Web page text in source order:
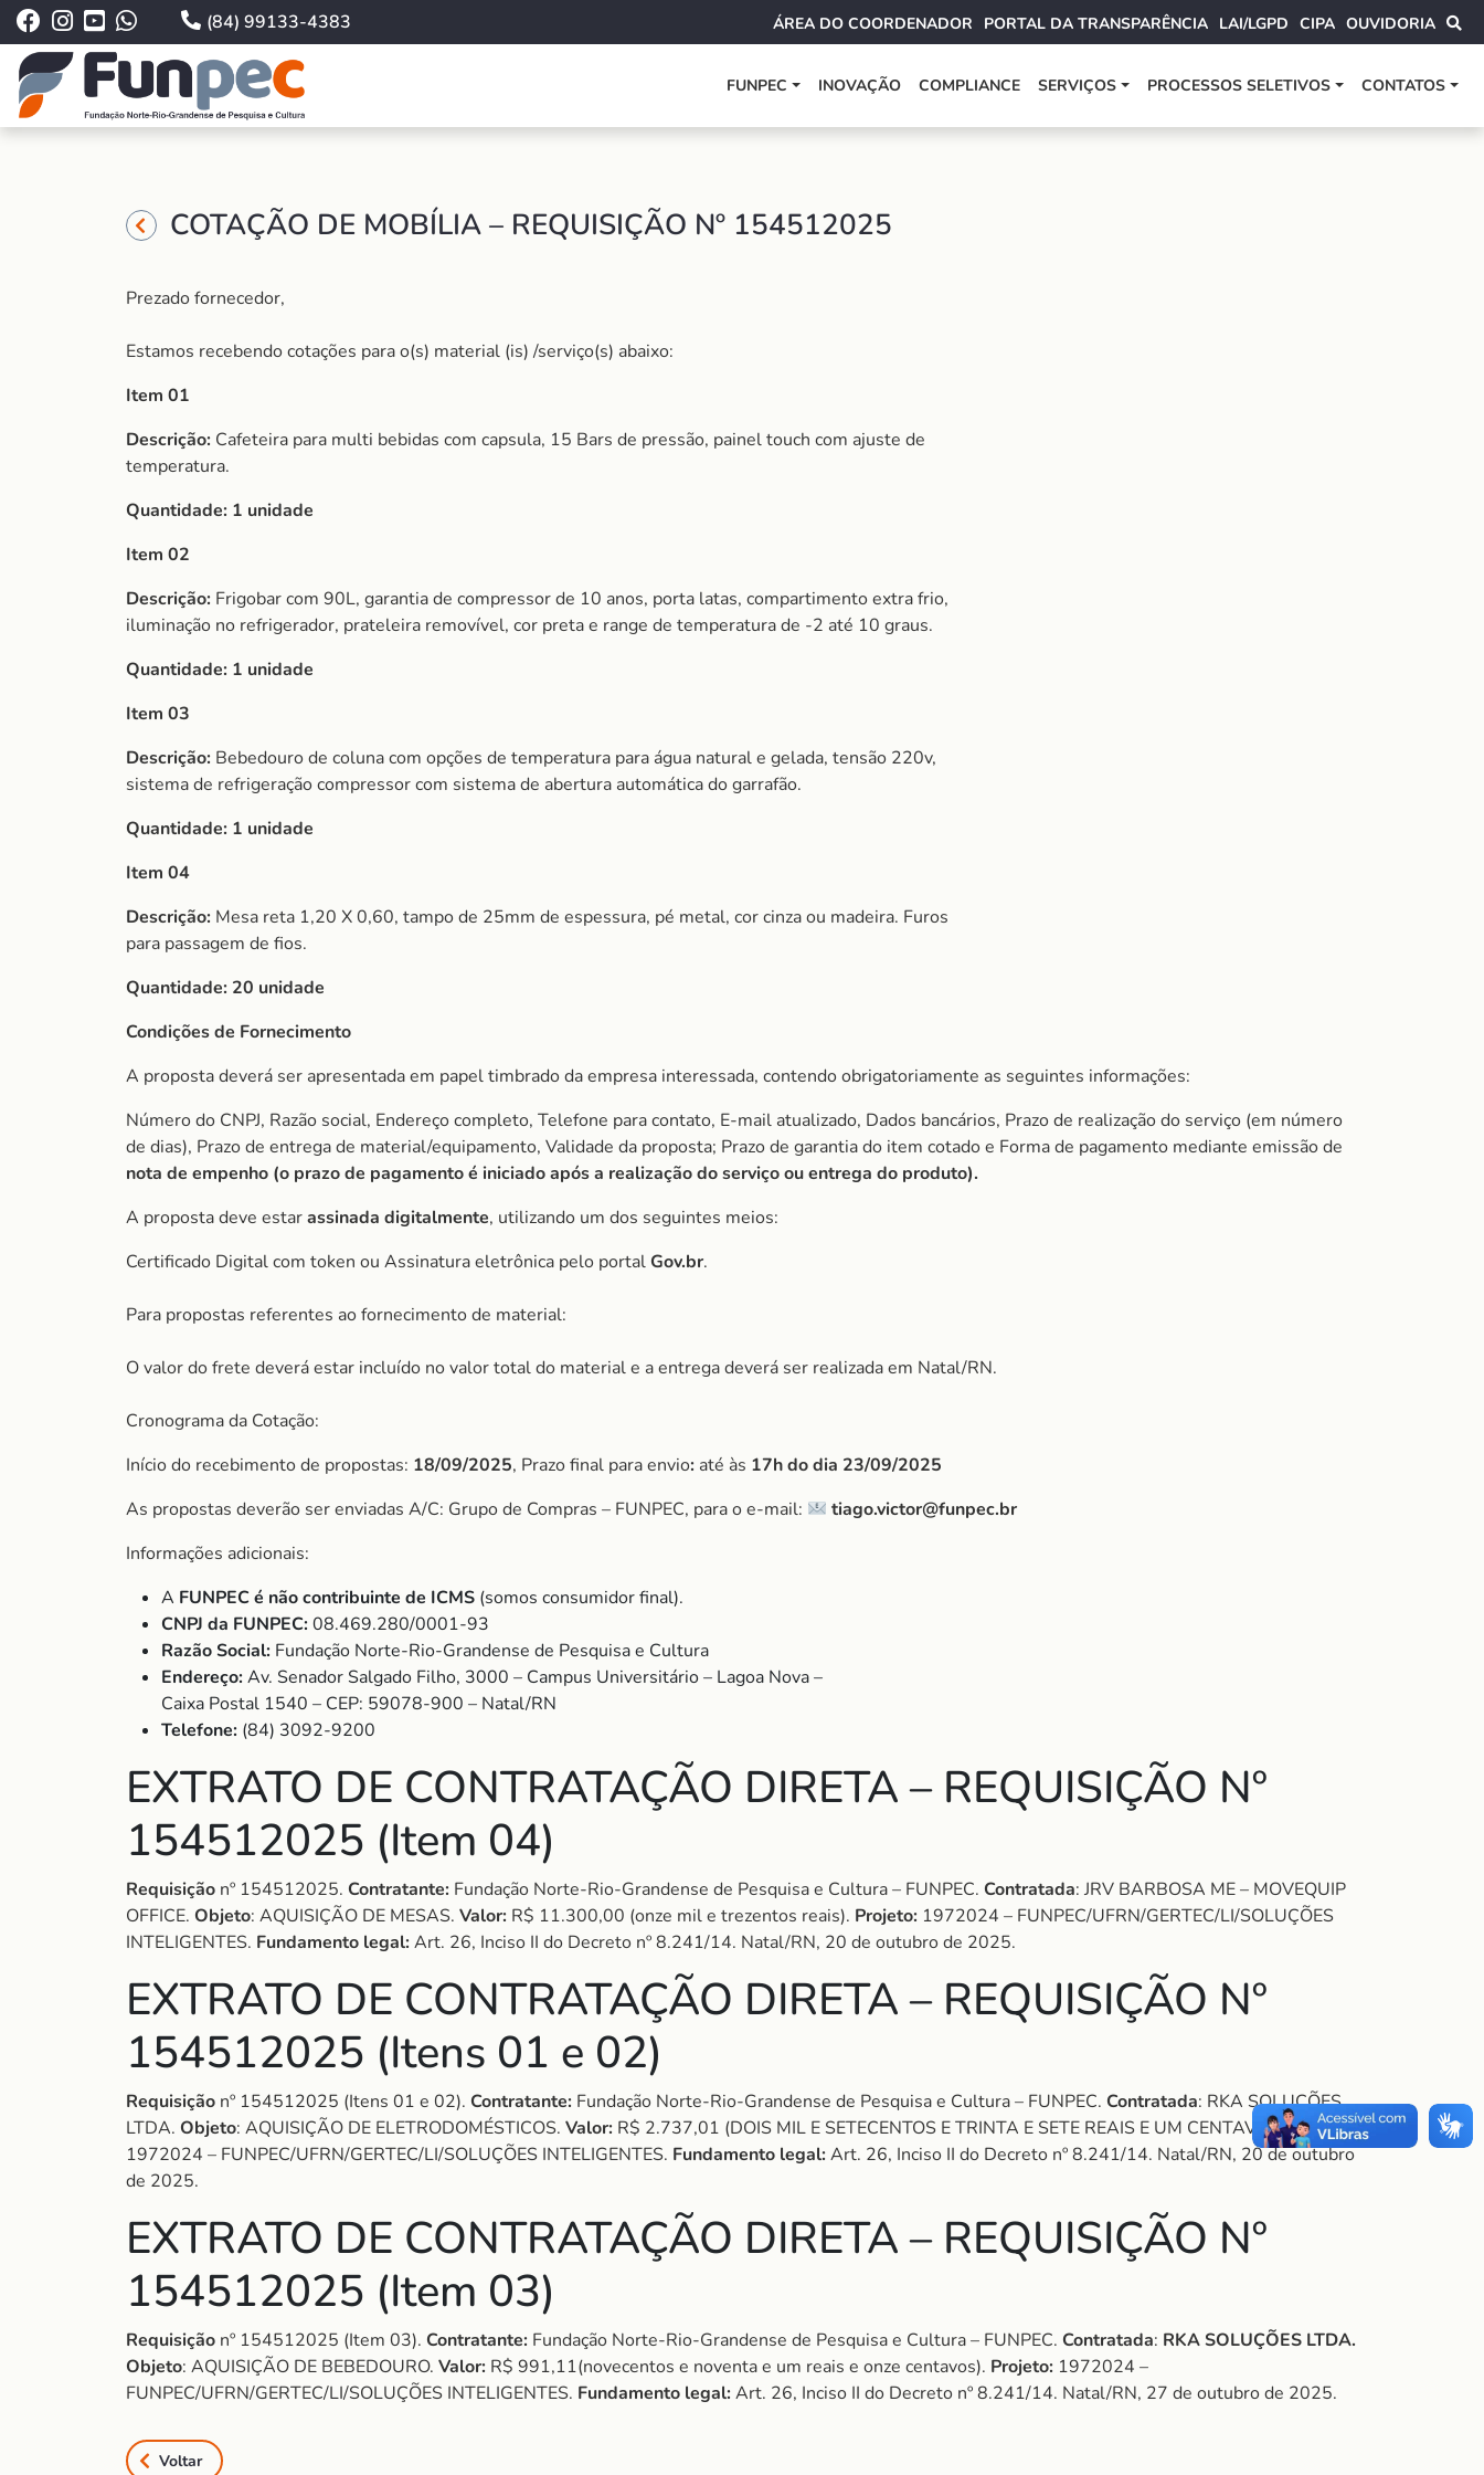
(84) 99133-4383 ÁREA DO COORDENADOR PORTAL DA TRANSPARÊNCIA LAI/LGPD CIPA OUVIDORIA
FUNPEC INOVAÇÃO COMPLIANCE SERVIÇOS PROCESSOS SELETIVOS CONTATOS
COTAÇÃO DE MOBÍLIA – REQUISIÇÃO Nº 154512025
Prezado fornecedor,
Estamos recebendo cotações para o(s) material (is) /serviço(s) abaixo:
Item 01
Descrição: Cafeteira para multi bebidas com capsula, 15 Bars de pressão, painel touch com ajuste de
temperatura.
Quantidade: 1 unidade
Item 02
Descrição: Frigobar com 90L, garantia de compressor de 10 anos, porta latas, compartimento extra frio,
iluminação no refrigerador, prateleira removível, cor preta e range de temperatura de -2 até 10 graus.
Quantidade: 1 unidade
Item 03
Descrição: Bebedouro de coluna com opções de temperatura para água natural e gelada, tensão 220v,
sistema de refrigeração compressor com sistema de abertura automática do garrafão.
Quantidade: 1 unidade
Item 04
Descrição: Mesa reta 1,20 X 0,60, tampo de 25mm de espessura, pé metal, cor cinza ou madeira. Furos
para passagem de fios.
Quantidade: 20 unidade
Condições de Fornecimento
A proposta deverá ser apresentada em papel timbrado da empresa interessada, contendo obrigatoriamente as seguintes informações:
Número do CNPJ, Razão social, Endereço completo, Telefone para contato, E-mail atualizado, Dados bancários, Prazo de realização do serviço (em número
de dias), Prazo de entrega de material/equipamento, Validade da proposta; Prazo de garantia do item cotado e Forma de pagamento mediante emissão de
nota de empenho (o prazo de pagamento é iniciado após a realização do serviço ou entrega do produto).
A proposta deve estarassinada digitalmente, utilizando um dos seguintes meios:
Certificado Digital com token ou Assinatura eletrônica pelo portalGov.br.
Para propostas referentes ao fornecimento de material:
O valor do frete deverá estar incluído no valor total do material e a entrega deverá ser realizada em Natal/RN.
Cronograma da Cotação:
Início do recebimento de propostas: 18/09/2025, Prazo final para envio: até às 17h do dia 23/09/2025
As propostas deverão ser enviadas A/C: Grupo de Compras – FUNPEC, para o e-mail:
tiago.victor@funpec.br
Informações adicionais:
A FUNPEC é não contribuinte de ICMS (somos consumidor final).
CNPJ da FUNPEC:08.469.280/0001-93
Razão Social: Fundação Norte-Rio-Grandense de Pesquisa e Cultura
Endereço:Av. Senador Salgado Filho, 3000 – Campus Universitário – Lagoa Nova –
Caixa Postal 1540 – CEP: 59078-900 – Natal/RN
Telefone: (84) 3092-9200
EXTRATO DE CONTRATAÇÃO DIRETA – REQUISIÇÃO Nº
154512025 (Item 04)
Requisição nº 154512025. Contratante: Fundação Norte-Rio-Grandense de Pesquisa e Cultura – FUNPEC. Contratada: JRV BARBOSA ME – MOVEQUIP
OFFICE. Objeto: AQUISIÇÃO DE MESAS. Valor: R$ 11.300,00 (onze mil e trezentos reais). Projeto: 1972024 – FUNPEC/UFRN/GERTEC/LI/SOLUÇÕES
INTELIGENTES. Fundamento legal:Art. 26, Inciso II do Decreto nº 8.241/14. Natal/RN, 20 de outubro de 2025.
EXTRATO DE CONTRATAÇÃO DIRETA – REQUISIÇÃO Nº
154512025 (Itens 01 e 02)
Requisição nº 154512025 (Itens 01 e 02). Contratante: Fundação Norte-Rio-Grandense de Pesquisa e Cultura – FUNPEC. Contratada: RKA SOLUÇÕES
LTDA. Objeto: AQUISIÇÃO DE ELETRODOMÉSTICOS. Valor: R$ 2.737,01 (DOIS MIL E SETECENTOS E TRINTA E SETE REAIS E UM CENTAVO).Projeto:
1972024 – FUNPEC/UFRN/GERTEC/LI/SOLUÇÕES INTELIGENTES. Fundamento legal:Art. 26, Inciso II do Decreto nº 8.241/14. Natal/RN, 20 de outubro
de 2025.
EXTRATO DE CONTRATAÇÃO DIRETA – REQUISIÇÃO Nº
154512025 (Item 03)
Requisição nº 154512025 (Item 03). Contratante: Fundação Norte-Rio-Grandense de Pesquisa e Cultura – FUNPEC. Contratada: RKA SOLUÇÕES LTDA.
Objeto: AQUISIÇÃO DE BEBEDOURO. Valor: R$ 991,11(novecentos e noventa e um reais e onze centavos). Projeto: 1972024 –
FUNPEC/UFRN/GERTEC/LI/SOLUÇÕES INTELIGENTES. Fundamento legal:Art. 26, Inciso II do Decreto nº 8.241/14. Natal/RN, 27 de outubro de 2025.
Voltar